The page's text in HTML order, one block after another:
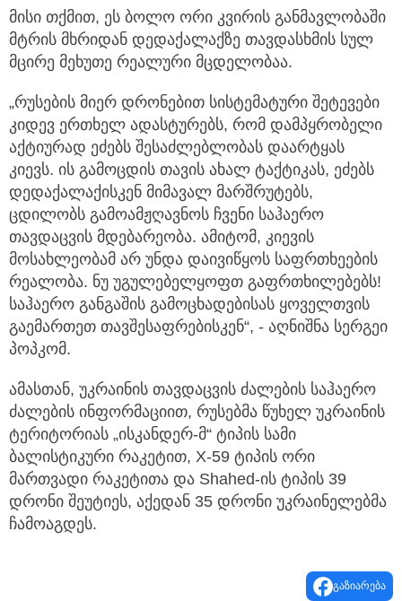
მისი თქმით, ეს ბოლო ორი კვირის განმავლობაში
მტრის მხრიდან დედაქალაქზე თავდასხმის სულ
მცირე მეხუთე რეალური მცდელობაა.
„რუსების მიერ დრონებით სისტემატური შეტევები
კიდევ ერთხელ ადასტურებს, რომ დამპყრობელი
აქტიურად ეძებს შესაძლებლობას დაარტყას
კიევს. ის გამოცდის თავის ახალ ტაქტიკას, ეძებს
დედაქალაქისკენ მიმავალ მარშრუტებს,
ცდილობს გამოამჟღავნოს ჩვენი საჰაერო
თავდაცვის მდებარეობა. ამიტომ, კიევის
მოსახლეობამ არ უნდა დაივიწყოს საფრთხეების
რეალობა. ნუ უგულებელყოფთ გაფრთხილებებს!
საჰაერო განგაშის გამოცხადებისას ყოველთვის
გაემართეთ თავშესაფრებისკენ“, - აღნიშნა სერგეი
პოპკომ.
ამასთან, უკრაინის თავდაცვის ძალების საჰაერო
ძალების ინფორმაციით, რუსებმა წუხელ უკრაინის
ტერიტორიას „ისკანდერ-მ“ ტიპის სამი
ბალისტიკური რაკეტით, Х-59 ტიპის ორი
მართვადი რაკეტითა და Shahed-ის ტიპის 39
დრონი შეუტიეს, აქედან 35 დრონი უკრაინელებმა
ჩამოაგდეს.
გაზიარება